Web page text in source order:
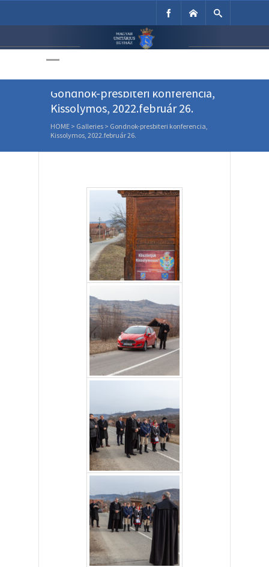
Unitárius Egyház
Gondnok-presbiteri konferencia,
Kissolymos, 2022.február 26.
HOME > Galleries > Gondnok-presbiteri konferencia,
Kissolymos, 2022.február 26.